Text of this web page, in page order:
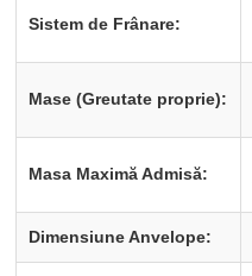
Sistem de Frânare:
Mase (Greutate proprie):
Masa Maximă Admisă:
Dimensiune Anvelope: